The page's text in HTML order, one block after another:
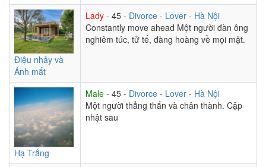
Điệu nhảy và
Ánh mắt
Lady - 45 - Divorce - Lover - Hà Nội
Constantly move ahead Một người đàn ông
nghiêm túc, tử tế, đàng hoàng về mọi mặt.
Hạ Trắng
Male - 45 - Divorce - Lover - Hà Nội
Một người thẳng thắn và chân thành. Cập
nhật sau